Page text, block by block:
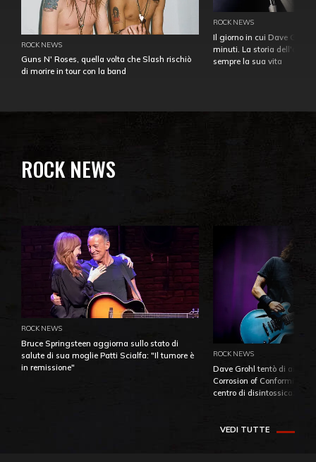
ROCK NEWS
Guns N' Roses, quella volta che Slash rischiò
di morire in tour con la band
ROCK NEWS
Il giorno in cui Dave
minuti. La storia
sempre la sua vita
ROCK NEWS
ROCK NEWS
Bruce Springsteen aggiorna sullo stato di
salute di sua moglie Patti Scialfa: "Il tumore è
in remissione"
ROCK NEWS
Dave Grohl tentò di
Corrosion of Conformity
centro di
VEDI TUTTE